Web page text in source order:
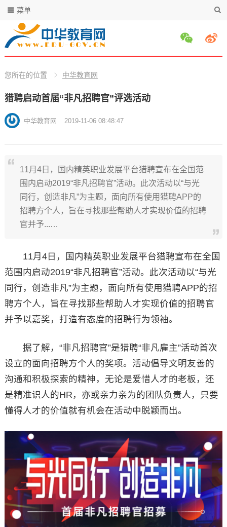
菜单
您所在的位置 中华教育网
猎聘启动首届“非凡招聘官”评选活动
中华教育网 2019-11-06 08:48:47
11月4日，国内精英职业发展平台猎聘宣布在全国范
围内启动2019“非凡招聘官”活动。此次活动以“与光
同行，创造非凡”为主题，面向所有使用猎聘APP的
招聘方个人，旨在寻找那些帮助人才实现价值的招聘
官并予...…
11月4日，国内精英职业发展平台猎聘宣布在全国
范围内启动2019“非凡招聘官”活动。此次活动以“与光
同行，创造非凡”为主题，面向所有使用猎聘APP的招
聘方个人，旨在寻找那些帮助人才实现价值的招聘官
并予以嘉奖，打造有态度的招聘行为领袖。
据了解，“非凡招聘官”是猎聘“非凡雇主”活动首次
设立的面向招聘方个人的奖项。活动倡导文明友善的
沟通和积极探索的精神，无论是爱惜人才的老板，还
是精准识人的HR，亦或亲力亲为的团队负责人，只要
懂得人才的价值就有机会在活动中脱颖而出。